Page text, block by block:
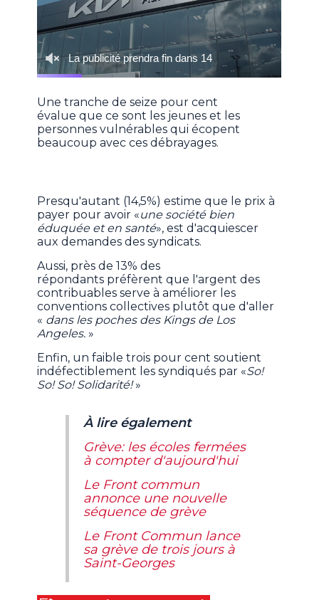
Une tranche de seize pour cent
évalue que ce sont les jeunes et les
personnes vulnérables qui écopent
beaucoup avec ces débrayages.
Presqu'autant (14,5%) estime que le prix à
payer pour avoir «une société bien
éduquée et en santé», est d'acquiescer
aux demandes des syndicats.
Aussi, près de 13% des
répondants préfèrent que l'argent des
contribuables serve à améliorer les
conventions collectives plutôt que d'aller
« dans les poches des Kings de Los
Angeles. »
Enfin, un faible trois pour cent soutient
indéfectiblement les syndiqués par «So!
So! So! Solidarité!»
À lire également
Grève: les écoles fermées
à compter d'aujourd'hui
Le Front commun
annonce une nouvelle
séquence de grève
Le Front Commun lance
sa grève de trois jours à
Saint-Georges